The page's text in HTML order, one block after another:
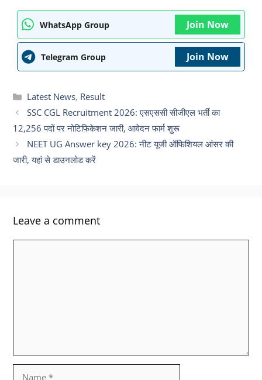
WhatsApp Group Join Now
Telegram Group Join Now
Categories
Latest News, Result
SSC CGL Recruitment 2026: एसएससी सीजीएल भर्ती का
12,256 पदों पर नोटिफिकेशन जारी, आवेदन फार्म शुरू
NEET UG Answer key 2026: नीट यूजी ऑफिशियल आंसर की
जारी, यहां से डाउनलोड करें
Leave a comment